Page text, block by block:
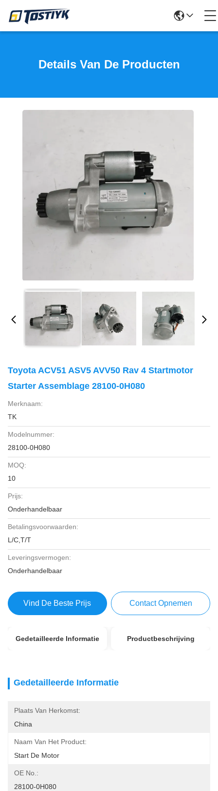
Details Van De Producten
Toyota ACV51 ASV5 AVV50 Rav 4 Startmotor
Starter Assemblage 28100-0H080
Merknaam:
TK
Modelnummer:
28100-0H080
MOQ:
10
Prijs:
Onderhandelbaar
Betalingsvoorwaarden:
L/C,T/T
Leveringsvermogen:
Onderhandelbaar
Vind De Beste Prijs Contact Opnemen
Gedetailleerde Informatie Productbeschrijving
Gedetailleerde Informatie
Plaats Van Herkomst:
China
Naam Van Het Product:
Start De Motor
OE No.:
28100-0H080